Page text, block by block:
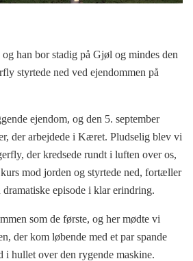
han bor stadig på Gjøl og mindes den
styrtede ned ved ejendommen på
ejendom, og den 5. september
der arbejdede i Kæret. Pludselig blev vi
der kredsede rundt i luften over os,
mod jorden og styrtede ned, fortæller
dramatiske episode i klar erindring.
som de første, og her mødte vi
der kom løbende med et par spande
i hullet over den rygende maskine.